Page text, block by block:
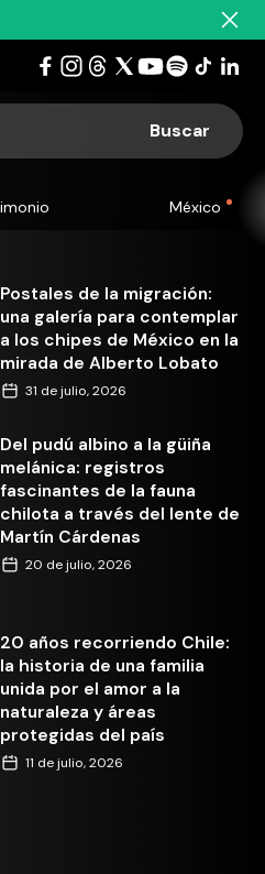
México
Postales de la migración:
una galería para contemplar
a los chipes de México en la
mirada de Alberto Lobato
31 de julio, 2026
Del pudú albino a la güiña
melánica: registros
fascinantes de la fauna
chilota a través del lente de
Martín Cárdenas
20 de julio, 2026
20 años recorriendo Chile:
la historia de una familia
unida por el amor a la
naturaleza y áreas
protegidas del país
11 de julio, 2026